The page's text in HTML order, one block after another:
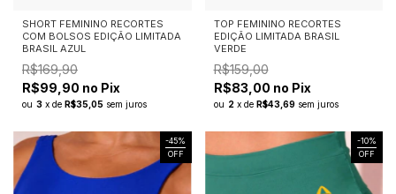
SHORT FEMININO RECORTES
COM BOLSOS EDIÇÃO LIMITADA
BRASIL AZUL
R$169,90
R$99,90 no Pix
ou 3 x de R$35,05 sem juros
TOP FEMININO RECORTES
EDIÇÃO LIMITADA BRASIL
VERDE
R$159,00
R$83,00 no Pix
ou 2 x de R$43,69 sem juros
-45%
OFF
-10%
OFF